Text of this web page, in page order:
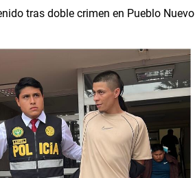
tras doble crimen en Pueblo Nuevo